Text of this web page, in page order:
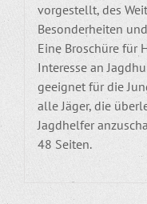
vorgestellt, des
Besonderheiten
Eine Broschüre für
Interesse an
geeignet für die
alle Jäger, die
Jagdhelfer
48 Seiten.